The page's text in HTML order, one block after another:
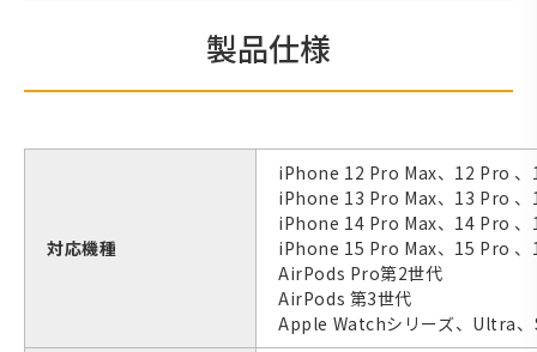
製品仕様
対応機種
iPhone 12 Pro Max、12 Pro 、
iPhone 13 Pro Max、13 Pro 、
iPhone 14 Pro Max、14 Pro 、
iPhone 15 Pro Max、15 Pro 、
AirPods Pro第2世代
AirPods 第3世代
Apple Watchシリーズ、Ultra、